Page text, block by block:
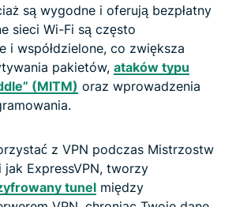
są wygodne i oferują bezpłatny
sieci Wi-Fi są często
i współdzielone, co zwiększa
pakietów, ataków typu
(MITM) oraz wprowadzenia
z VPN podczas Mistrzostw
jak ExpressVPN, tworzy
tunel między